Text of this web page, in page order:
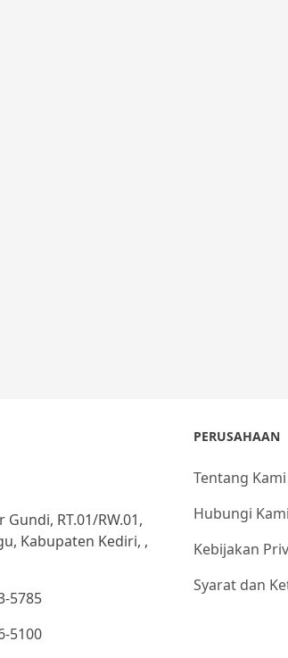
Gundi, RT.01/RW.01,
Kabupaten Kediri, ,
5785
5100
PERUSAHAAN
Tentang Kami
Hubungi Kami
Kebijakan
Syarat dan